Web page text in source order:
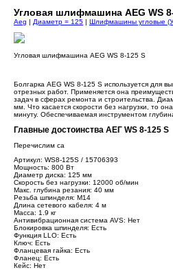
Угловая шлифмашина AEG WS
Aeg | Диаметр = 125 | Шлифмашины угловые
Угловая шлифмашина AEG WS 8-125 S
Болгарка AEG WS 8-125 S используется для
отрезных работ. Применяется она
задач в сферах ремонта и строительства.
мм. Что касается скорости без нагрузки, то
минуту. Обеспечиваемая инструментом
Главные достоинства АЕГ WS 8-125 S
Перечислим са
Артикул: WS8-125S / 15706393
Мощность: 800 Вт
Диаметр диска: 125 мм
Скорость без нагрузки: 12000 об/мин
Макс. глубина резания: 40 мм
Резьба шпинделя: М14
Длина сетевого кабеля: 4 м
Масса: 1.9 кг
Антивибрационная система AVS: Нет
Блокировка шпинделя: Есть
Функция LLO: Есть
Ключ: Есть
Фланцевая гайка: Есть
Фланец: Есть
Кейс: Нет